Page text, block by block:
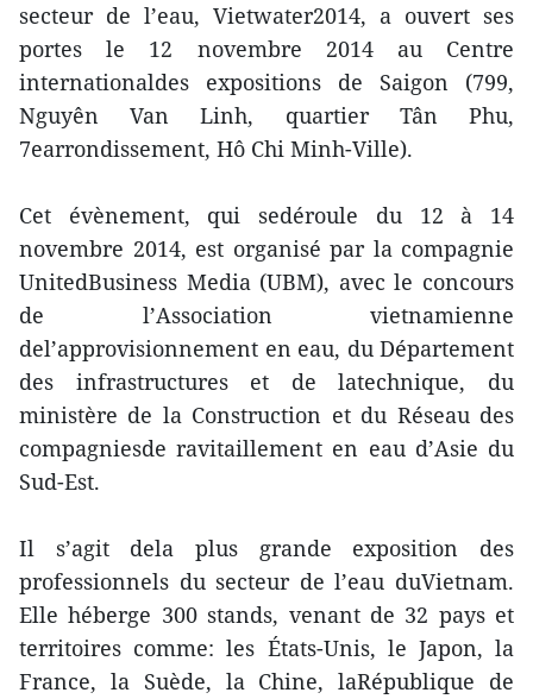
secteur de l’eau, Vietwater2014, a ouvert ses
portes le 12 novembre 2014 au Centre
internationaldes expositions de Saigon (799,
Nguyên Van Linh, quartier Tân Phu,
7earrondissement, Hô Chi Minh-Ville).
Cet évènement, qui sedéroule du 12 à 14
novembre 2014, est organisé par la compagnie
UnitedBusiness Media (UBM), avec le concours
de l’Association vietnamienne
del’approvisionnement en eau, du Département
des infrastructures et de latechnique, du
ministère de la Construction et du Réseau des
compagniesde ravitaillement en eau d’Asie du
Sud-Est.
Il s’agit dela plus grande exposition des
professionnels du secteur de l’eau duVietnam.
Elle héberge 300 stands, venant de 32 pays et
territoires comme: les États-Unis, le Japon, la
France, la Suède, la Chine, laRépublique de